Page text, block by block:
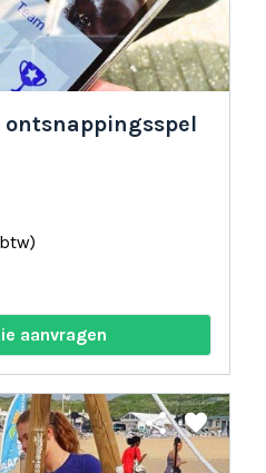
ontsnappingsspel
aanvragen
share favorite